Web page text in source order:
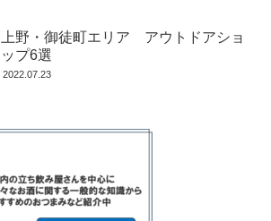
上野・御徒町エリア アウトドアショ
ップ6選
2022.07.23